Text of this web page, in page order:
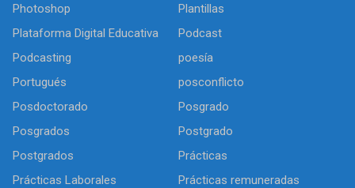
Photoshop
Plantillas
Plataforma Digital Educativa
Podcast
Podcasting
poesía
Portugués
posconflicto
Posdoctorado
Posgrado
Posgrados
Postgrado
Postgrados
Prácticas
Prácticas Laborales
Prácticas remuneradas